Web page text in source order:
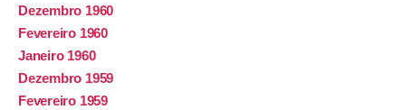
Dezembro 1960
Fevereiro 1960
Janeiro 1960
Dezembro 1959
Fevereiro 1959